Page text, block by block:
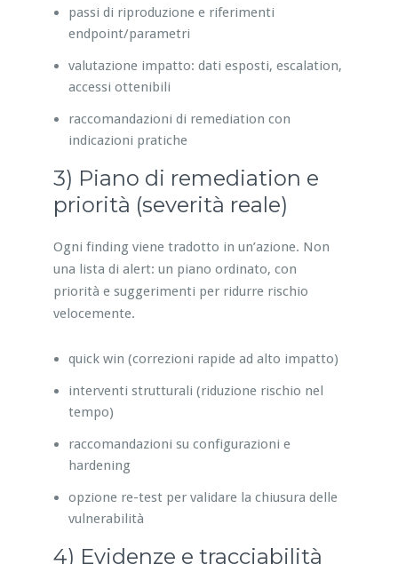
passi di riproduzione e riferimenti
endpoint/parametri
valutazione impatto: dati esposti, escalation,
accessi ottenibili
raccomandazioni di remediation con
indicazioni pratiche
3) Piano di remediation e
priorità (severità reale)
Ogni finding viene tradotto in un’azione. Non
una lista di alert: un piano ordinato, con
priorità e suggerimenti per ridurre rischio
velocemente.
quick win (correzioni rapide ad alto impatto)
interventi strutturali (riduzione rischio nel
tempo)
raccomandazioni su configurazioni e
hardening
opzione re-test per validare la chiusura delle
vulnerabilità
4) Evidenze e tracciabilità